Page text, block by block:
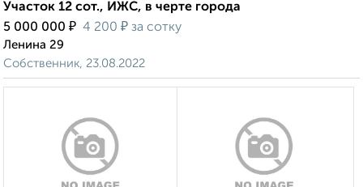
Участок 12 сот., ИЖС, в черте города
5 000 000 ₽ 4 200 ₽ за сотку
Ленина 29
Собственник, 23.08.2022